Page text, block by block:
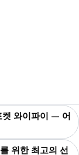
켓 와이파이 – 어
위한 최고의 선